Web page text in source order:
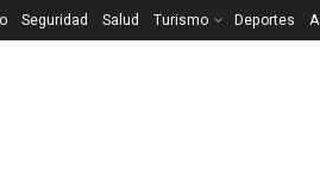
Seguridad Salud Turismo Deportes